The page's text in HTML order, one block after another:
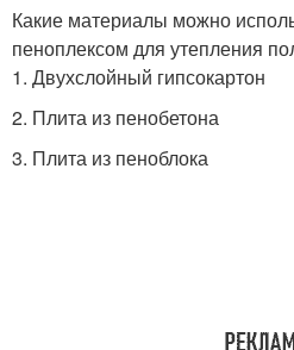
Какие материалы можно
пеноплексом для утепления
1. Двухслойный гипсокартон
2. Плита из пенобетона
3. Плита из пеноблока